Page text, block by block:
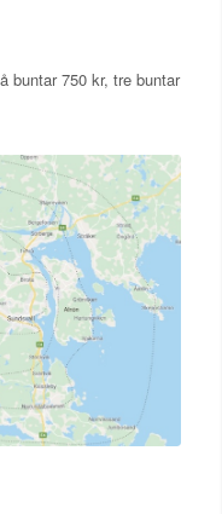
buntar 750 kr, tre buntar